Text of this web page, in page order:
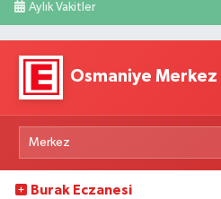
Aylık Vakitler
Osmaniye
Burak Eczanesi